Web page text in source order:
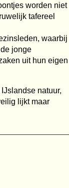
worden niet
tafereel
waarbij
jonge
uit hun eigen
natuur,
lijkt maar